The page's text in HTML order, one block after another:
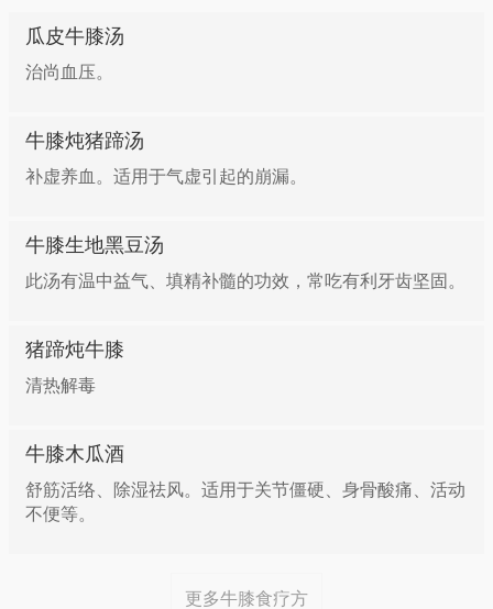
瓜皮牛膝汤
治尚血压。
牛膝炖猪蹄汤
补虚养血。适用于气虚引起的崩漏。
牛膝生地黑豆汤
此汤有温中益气、填精补髓的功效，常吃有利牙齿坚固。
猪蹄炖牛膝
清热解毒
牛膝木瓜酒
舒筋活络、除湿祛风。适用于关节僵硬、身骨酸痛、活动
不便等。
更多牛膝食疗方